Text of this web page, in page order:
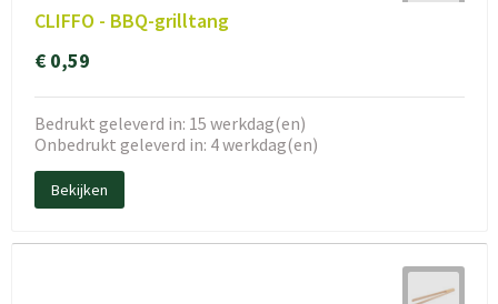
CLIFFO - BBQ-grilltang
€ 0,59
Bedrukt geleverd in: 15 werkdag(en)
Onbedrukt geleverd in: 4 werkdag(en)
Bekijken